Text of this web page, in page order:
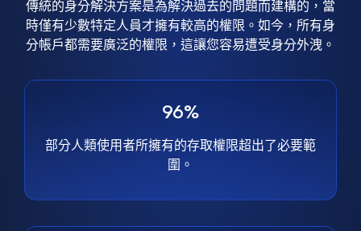
傳統的身分解決方案是為解決過去的問題而建構的，當
時僅有少數特定人員才擁有較高的權限。如今，所有身
分帳戶都需要廣泛的權限，這讓您容易遭受身分外洩。
96%
部分人類使用者所擁有的存取權限超出了必要範
圍。